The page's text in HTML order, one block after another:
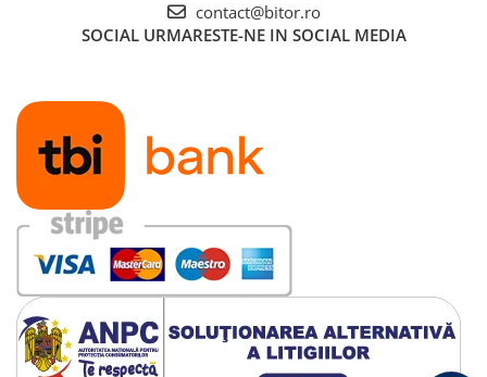
contact@bitor.ro
SOCIAL URMARESTE-NE IN SOCIAL MEDIA